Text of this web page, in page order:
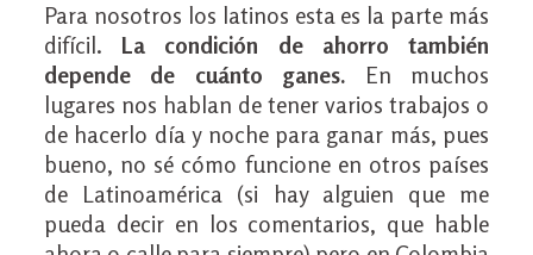
Para nosotros los latinos esta es la parte más
difícil.La condición de ahorro también
depende de cuánto ganes.En muchos
lugares nos hablan de tener varios trabajos o
de hacerlo día y noche para ganar más, pues
bueno, no sé cómo funcione en otros países
de Latinoamérica (si hay alguien que me
pueda decir en los comentarios, que hable